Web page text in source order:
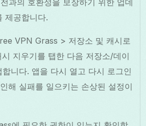
제공합니다.
VPN Grass > 저장소 및 캐시로
지우기를 탭한 다음 저장소/데이
니다. 앱을 다시 열고 다시 로그인
해 실패를 일으키는 손상된 설정이